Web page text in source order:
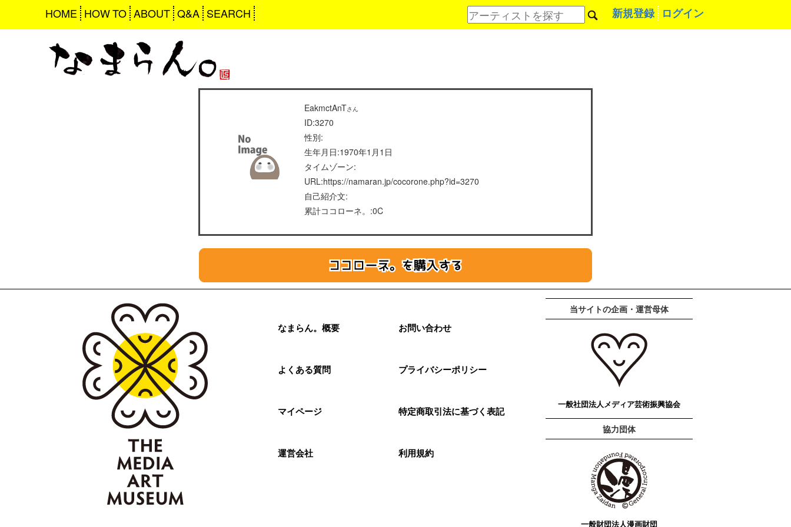
HOME HOW TO ABOUT Q&A SEARCH 新規登録 ログイン
EakmctAnTさん
ID:3270
性別:
生年月日:1970年1月1日
タイムゾーン:
URL:https://namaran.jp/cocorone.php?id=3270
自己紹介文:
累計ココローネ。:0C
なまらん。概要
よくある質問
マイページ
運営会社
お問い合わせ
プライバシーポリシー
特定商取引法に基づく表記
利用規約
当サイトの企画・運営母体
一般社団法人メディア芸術振興協会
協力団体
一般財団法人漫画財団